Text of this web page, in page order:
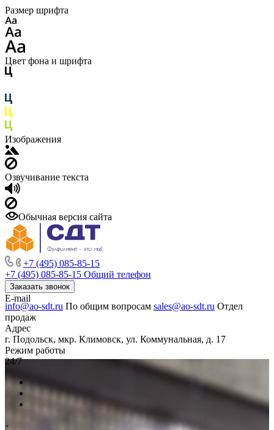
Размер шрифта
Цвет фона и шрифта
Изображения
Озвучивание текста
Обычная версия сайта
+7 (495) 085-85-15
+7 (495) 085-85-15 Общий телефон
Заказать звонок
E-mail
info@ao-sdt.ru По общим вопросам sales@ao-sdt.ru Отдел
продаж
Адрес
г. Подольск, мкр. Климовск, ул. Коммунальная, д. 17
Режим работы
24/7